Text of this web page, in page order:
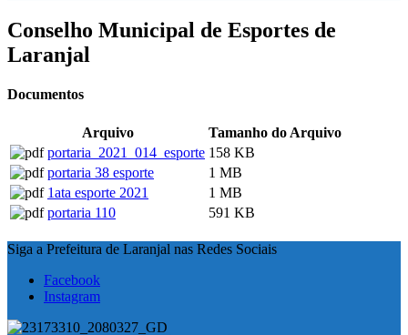
Conselho Municipal de Esportes de
Laranjal
Documentos
Arquivo
Tamanho do Arquivo
portaria_2021_014_esporte 158 KB
portaria 38 esporte
1 MB
1ata esporte 2021
1 MB
portaria 110
591 KB
Siga a Prefeitura de Laranjal nas Redes Sociais
Facebook
Instagram